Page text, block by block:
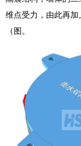
维点受力，由此再
（图。